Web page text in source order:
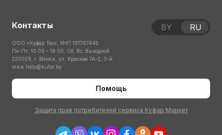
Контакты
ООО «Куфар Тех», УНП 191767445
Пн-Пт: 10:00 – 18:00; Сб, Вс: Выходной
220029, г. Минск, ул. Красная 7А-2, 3-й
этаж help@kufar.by
Помощь
Защита прав потребителей сервиса Куфар Маркет
BY RU